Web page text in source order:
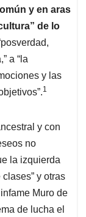
y en aras
de lo
a “la
y las
1
y con
no
la izquierda
y otras
Muro de
de lucha el